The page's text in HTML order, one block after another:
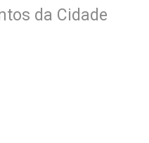
da Cidade